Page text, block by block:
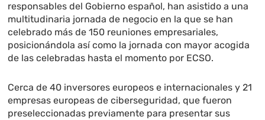
responsables del Gobierno español, han asistido a una
multitudinaria jornada de negocio en la que se han
celebrado más de 150 reuniones empresariales,
posicionándola así como la jornada con mayor acogida
de las celebradas hasta el momento por ECSO.
Cerca de 40 inversores europeos e internacionales y 21
empresas europeas de ciberseguridad, que fueron
preseleccionadas previamente para presentar sus